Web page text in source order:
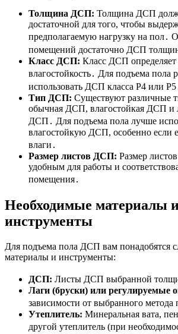
Толщина ДСП: Толщина ДСП
достаточной для того, чтобы
предполагаемую нагрузку на пол․
помещений достаточно ДСП
Класс ДСП: Класс ДСП определяет
влагостойкость․ Для подъема пола
использовать ДСП класса P4 или
Тип ДСП: Существуют различные
обычная ДСП, влагостойкая ДСП и
ДСП․ Для подъема пола лучше
влагостойкую ДСП, особенно если
влаги․
Размер листов ДСП: Размер
удобным для работы и
помещения․
Необходимые материалы
инструменты
Для подъема пола ДСП вам понадобятся
материалы и инструменты:
ДСП: Листы ДСП выбранной
Лаги (бруски) или регулируемые
зависимости от выбранного метода
Утеплитель: Минеральная вата,
другой утеплитель (при